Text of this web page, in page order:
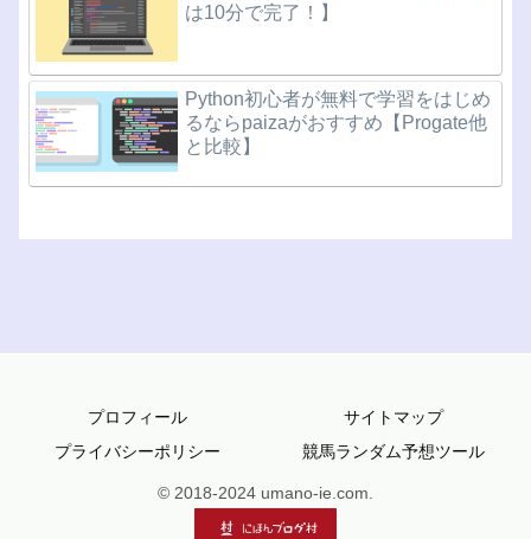
は10分で完了！】
Python初心者が無料で学習をはじめ
るならpaizaがおすすめ【Progate他
と比較】
プロフィール
サイトマップ
プライバシーポリシー
競馬ランダム予想ツール
© 2018-2024 umano-ie.com.